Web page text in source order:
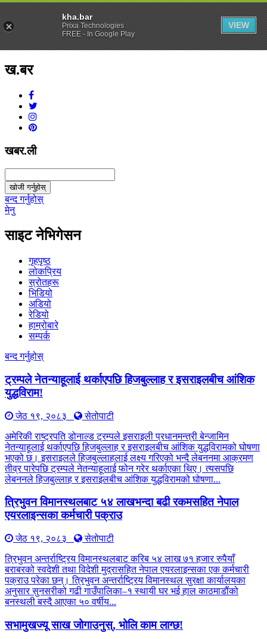
ख.बर
खबर.ली
खोजी गर्नुहोस्
बन्द गर्नुहोस्
मेनु
साइट नेभिगेसन
गृहपृष्ठ
लोकप्रिय
स्रोतहरू
भिडियो
अडियो
रेडियो
हाम्रोबारे
सम्पर्क
बन्द गर्नुहोस्
ट्रम्पले नेतन्याहूलाई थर्काएपछि हिजबुल्लाह र इसराइलबीच आंशिक
युद्धविराम!
जेठ १९, २०८३
सेतोपाटी
अमेरिकी राष्ट्रपति डोनाल्ड ट्रम्पले इसराइली प्रधानमन्त्री बेन्जामिन
नेतन्याहूलाई थर्काएपछि हिजबुल्लाह र इसराइलबीच आंशिक युद्धविरामको घोषणा
भएको छ। इसराइलले हिजबुल्लाहलाई लक्ष्य गरिएको भन्दै लेबननमा आक्रमण
तीव्र पारेपछि ट्रम्पले नेतन्याहूलाई फोन गरेर थर्काएका थिए। त्यसपछि
लेबननले हिजबुल्लाह र इसराइलबीच आंशिक युद्धविरामको घोषणा...
त्रिभुवन विमानस्थलबाट ५४ लाखभन्दा बढी रकमसहित नेपाल
एयरलाइन्सका कर्मचारी पक्राउ
जेठ १९, २०८३
सेतोपाटी
त्रिभुवन अन्तर्राष्ट्रिय विमानस्थलबाट करिब ५४ लाख ७१ हजार रुपैयाँ
बराबरको स्वदेशी तथा विदेशी मुद्रासहित नेपाल एयरलाइन्सका एक कर्मचारी
पक्राउ परेका छन्। त्रिभुवन अन्तर्राष्ट्रिय विमानस्थल सुरक्षा कार्यालयका
अनुसार सुनसरीको गढी गाउँपालिका–१ स्थायी घर भई हाल काठमाडौंको
बनस्थली बस्दै आएका ५० वर्षीय...
सभामुखज्यू साख जोगाउनुस्, भोलि काम लाग्छ!
kha.bar
Prixa Technologies
FREE - In Google Play
VIEW